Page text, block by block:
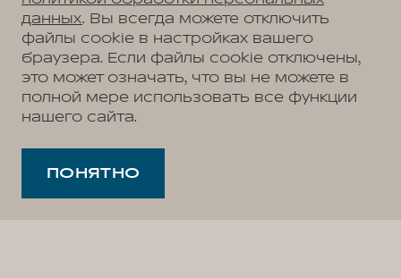
данных. Вы всегда можете отключить
файлы cookie в настройках вашего
браузера. Если файлы cookie отключены,
это может означать, что вы не можете в
полной мере использовать все функции
нашего сайта.
ПОНЯТНО